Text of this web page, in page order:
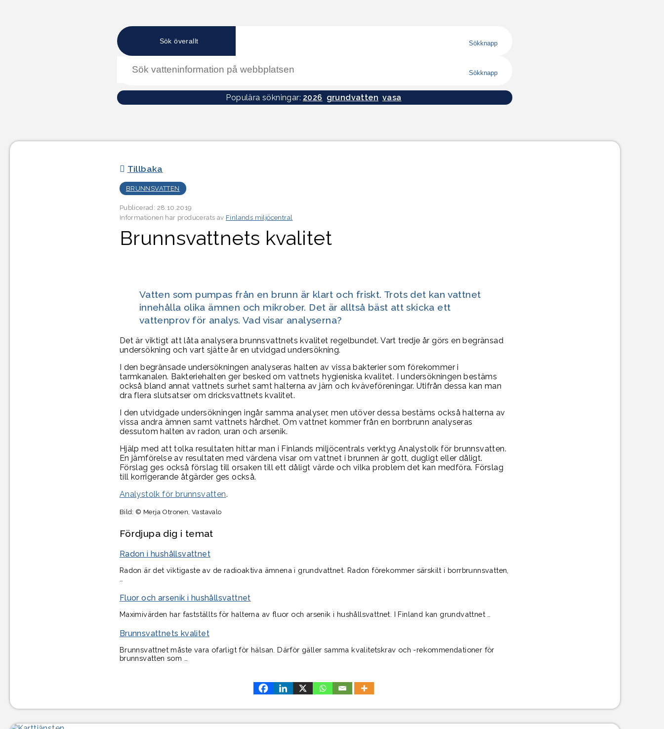
Sökknapp
Sökknapp
Populära sökningar: 2026 grundvatten vasa
Tillbaka
BRUNNSVATTEN
Publicerad: 28.10.2019
Informationen har producerats av Finlands miljöcentral
Brunnsvattnets kvalitet
Vatten som pumpas från en brunn är klart och friskt. Trots det kan vattnet
innehålla olika ämnen och mikrober. Det är alltså bäst att skicka ett
vattenprov för analys. Vad visar analyserna?
Det är viktigt att låta analysera brunnsvattnets kvalitet regelbundet. Vart tredje år görs en begränsad
undersökning och vart sjätte år en utvidgad undersökning.
I den begränsade undersökningen analyseras halten av vissa bakterier som förekommer i
tarmkanalen. Bakteriehalten ger besked om vattnets hygieniska kvalitet. I undersökningen bestäms
också bland annat vattnets surhet samt halterna av järn och kväveföreningar. Utifrån dessa kan man
dra flera slutsatser om dricksvattnets kvalitet.
I den utvidgade undersökningen ingår samma analyser, men utöver dessa bestäms också halterna av
vissa andra ämnen samt vattnets hårdhet. Om vattnet kommer från en borrbrunn analyseras
dessutom halten av radon, uran och arsenik.
Hjälp med att tolka resultaten hittar man i Finlands miljöcentrals verktyg Analystolk för brunnsvatten.
En jämförelse av resultaten med värdena visar om vattnet i brunnen är gott, dugligt eller dåligt.
Förslag ges också förslag till orsaken till ett dåligt värde och vilka problem det kan medföra. Förslag
till korrigerande åtgärder ges också.
Analystolk för brunnsvatten.
Bild: © Merja Otronen, Vastavalo
Fördjupa dig i temat
Radon i hushållsvattnet
Radon är det viktigaste av de radioaktiva ämnena i grundvattnet. Radon förekommer särskilt i borrbrunnsvatten,
Fluor och arsenik i hushållsvattnet
Maximivärden har fastställts för halterna av fluor och arsenik i hushållsvattnet. I Finland kan grundvattnet …
Brunnsvattnets kvalitet
Brunnsvattnet måste vara ofarligt för hälsan. Därför gäller samma kvalitetskrav och -rekommendationer för
brunnsvatten som …